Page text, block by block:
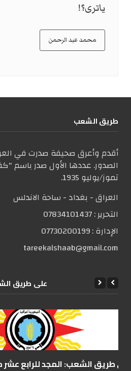
ياترى؟!
محمد عبد الرحمن
طریق الشعب
أقدم وأعرق صحيفة صدرت في
تموز/يوليو 1935.
العراق - بغداد - ساحة الاندلس
التحریر :07834101437
الإدارة :07730200199
tareekalshaab@gmail.com
علی طریق
على طريق الشعب: المجد للرابع